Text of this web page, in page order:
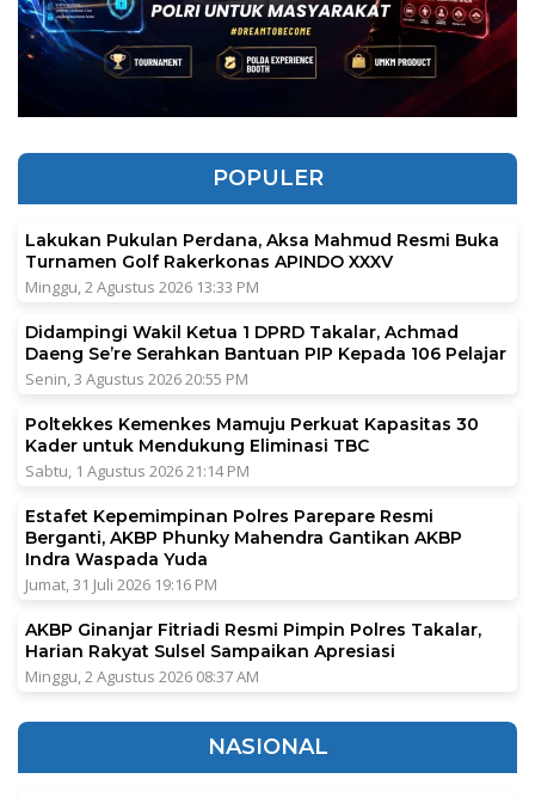
POPULER
Lakukan Pukulan Perdana, Aksa Mahmud Resmi Buka
Turnamen Golf Rakerkonas APINDO XXXV
Minggu, 2 Agustus 2026 13:33 PM
Didampingi Wakil Ketua 1 DPRD Takalar, Achmad
Daeng Se’re Serahkan Bantuan PIP Kepada 106 Pelajar
Senin, 3 Agustus 2026 20:55 PM
Poltekkes Kemenkes Mamuju Perkuat Kapasitas 30
Kader untuk Mendukung Eliminasi TBC
Sabtu, 1 Agustus 2026 21:14 PM
Estafet Kepemimpinan Polres Parepare Resmi
Berganti, AKBP Phunky Mahendra Gantikan AKBP
Indra Waspada Yuda
Jumat, 31 Juli 2026 19:16 PM
AKBP Ginanjar Fitriadi Resmi Pimpin Polres Takalar,
Harian Rakyat Sulsel Sampaikan Apresiasi
Minggu, 2 Agustus 2026 08:37 AM
NASIONAL